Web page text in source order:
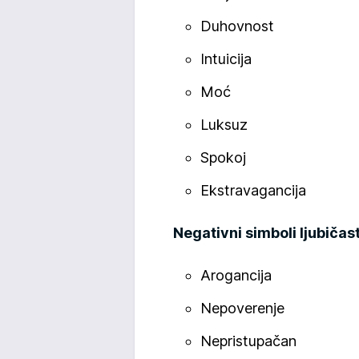
Duhovnost
Intuicija
Moć
Luksuz
Spokoj
Ekstravagancija
Negativni simboli
Arogancija
Nepoverenje
Nepristupačan